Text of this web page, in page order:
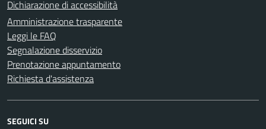
Dichiarazione di accessibilità
Amministrazione trasparente
Leggi le FAQ
Segnalazione disservizio
Prenotazione appuntamento
Richiesta d'assistenza
SEGUICI SU